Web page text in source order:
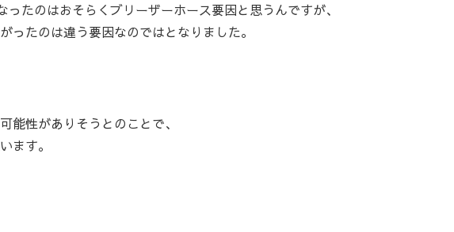
ったのはおそらくブリーザーホース要因と思うんですが、
ったのは違う要因なのではとなりました。
能性がありそうとのことで、
ます。